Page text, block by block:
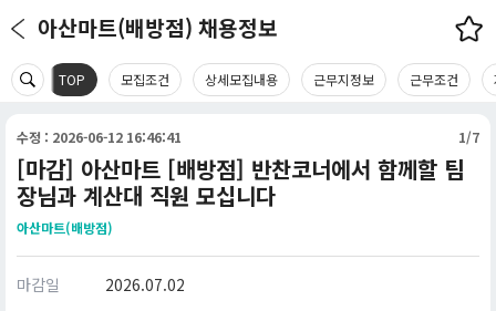
아산마트(배방점) 채용정보
TOP 모집조건 상세모집내용 근무지정보 근무조건
수정 : 2026-06-12 16:46:41 1/7
[마감] 아산마트 [배방점] 반찬코너에서 함께할 팀
장님과 계산대 직원 모십니다
아산마트(배방점)
마감일
2026.07.02